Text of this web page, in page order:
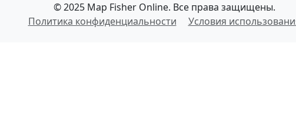
© 2025 Map Fisher Online. Все права защищены.
Политика конфиденциальности
Условия